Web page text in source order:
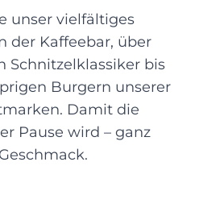
unser vielfältiges
der Kaffeebar, über
Schnitzelklassiker bis
Burgern unserer
Damit die
Pause wird – ganz